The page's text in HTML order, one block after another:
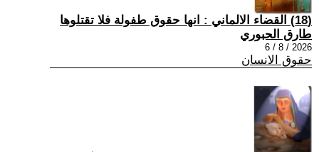
(18) القضاء الالماني : انها حقوق طفولة فلا تقتلوها
طارق الحبوري
2026 / 8 / 6
حقوق الانسان